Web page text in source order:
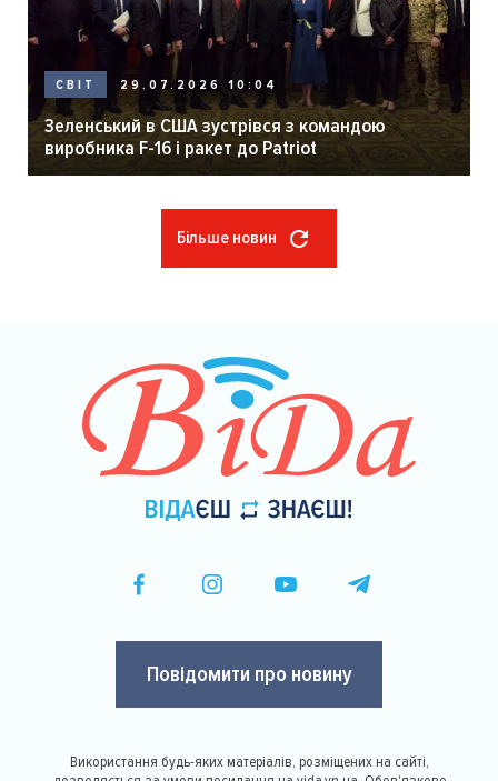
СВІТ 29.07.2026 10:04
Зеленський в США зустрівся з командою
виробника F-16 і ракет до Patriot
Більше новин
Повідомити про новину
Використання будь-яких матеріалів, розміщених на сайті,